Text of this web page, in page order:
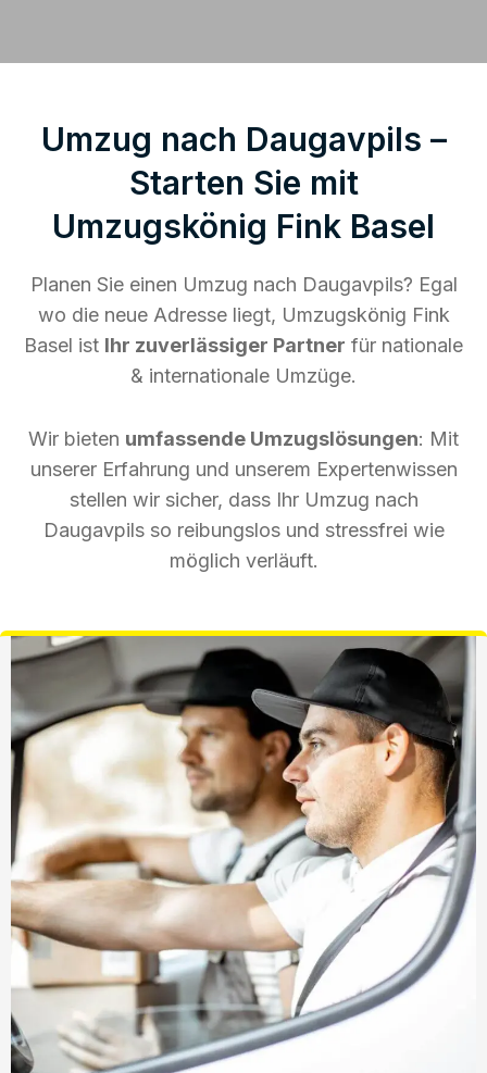
Umzug nach Daugavpils –
Starten Sie mit
Umzugskönig Fink Basel
Planen Sie einen Umzug nach Daugavpils? Egal
wo die neue Adresse liegt, Umzugskönig Fink
Basel ist Ihr zuverlässiger Partner für nationale
& internationale Umzüge.
Wir bieten umfassende Umzugslösungen: Mit
unserer Erfahrung und unserem Expertenwissen
stellen wir sicher, dass Ihr Umzug nach
Daugavpils so reibungslos und stressfrei wie
möglich verläuft.